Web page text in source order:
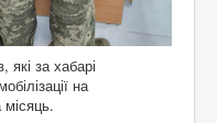
які за хабарі
на
місяць.